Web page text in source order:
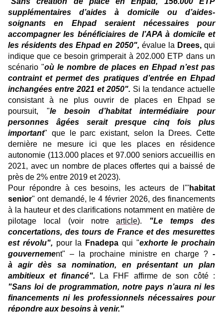
supplémentaires d’aides à domicile ou d’aides-
soignants en Ehpad seraient nécessaires pour
accompagner les bénéficiaires de l’APA à domicile et
les résidents des Ehpad en 2050", évalue la Drees,qui
indique que ce besoin grimperait à 202.000 ETP dans un
scénario "où le nombre de places en Ehpad n’est pas
contraint et permet des pratiques d’entrée en Ehpad
inchangées entre 2021 et 2050". Si la tendance actuelle
consistant à ne plus ouvrir de places en Ehpad se
poursuit, "le besoin d’habitat intermédiaire pour
personnes âgées serait presque cinq fois plus
important" que le parc existant, selon la Drees. Cette
dernière ne mesure ici que les places en résidence
autonomie (113.000 places et 97.000 seniors accueillis en
2021, avec un nombre de places offertes qui a baissé de
près de 2% entre 2019 et 2023).
Pour répondre à ces besoins, les acteurs de l'" habitat
senior" ont demandé, le 4 février 2026, des financements
à la hauteur et des clarifications notamment en matière de
pilotage local (voir notrearticle). "Le temps des
concertations, des tours de France et des mesurettes
est révolu", pour la Fnadepa qui "exhorte le prochain
gouvernement" – la prochaine ministre en charge ? -
à agir dès sa nomination, en présentant un plan
ambitieux et financé". La FHF affirme de son côté :
"Sans loi de programmation, notre pays n’aura ni les
financements ni les professionnels nécessaires pour
répondre aux besoins à venir."